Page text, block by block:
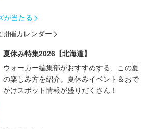
が当たる
催カレンダー
夏休み特集2026【北海道】
ウォーカー編集部がおすすめする、この夏
の楽しみ方を紹介。夏休みイベント＆おで
かけスポット情報が盛りだくさん！